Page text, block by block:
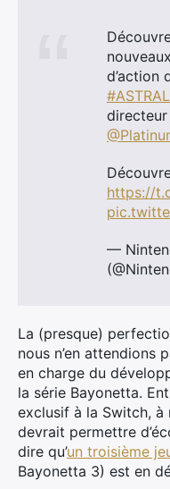
d’action
directeur
https://
—
La (presque)
nous n’en attendions
en charge du
la série Bayonetta.
exclusif à la Switch, à
devrait permettre
dire qu’un troisième
Bayonetta 3) est en